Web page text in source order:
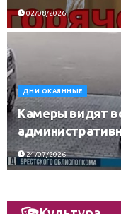
02/08/2026
ДНИ ОКАЯННЫЕ
Камеры видят
24/07/2026